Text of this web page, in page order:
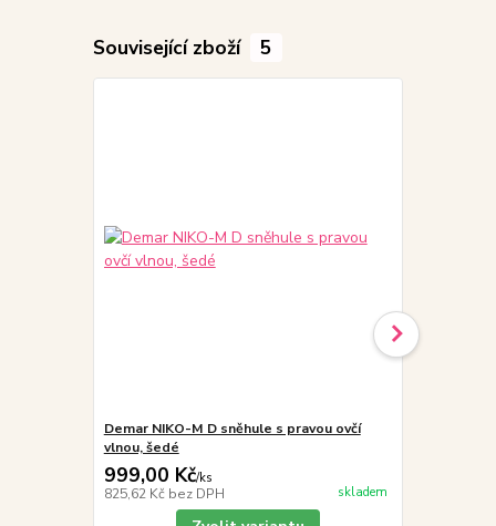
Související zboží 5
Demar NIKO-M D sněhule s pravou ovčí
vlnou, šedé
999,00 Kč/ks
825,62 Kč bez DPH skladem